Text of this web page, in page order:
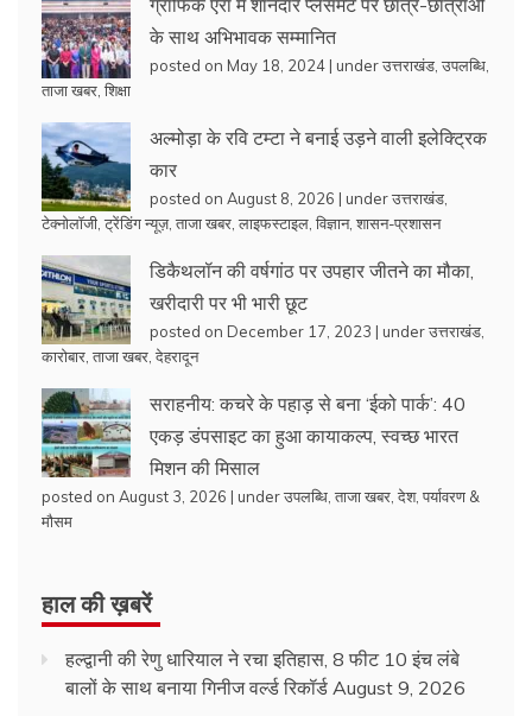
के साथ अभिभावक सम्मानित
posted on May 18, 2024 | underउत्तराखंड उपलब्धि
ताजा खबर शिक्षा
अल्मोड़ा के रवि टम्टा ने बनाई उड़ने वाली इलेक्ट्रिक
कार
posted on August 8, 2026 | underउत्तराखंड
टेक्नोलॉजी ट्रेंडिंग न्यूज़, ताजा खबर लाइफस्टाइल विज्ञान, शासन-प्रशासन
डिकैथलॉन की वर्षगांठ पर उपहार जीतने का मौका,
खरीदारी पर भी भारी छूट
posted on December 17, 2023 | underउत्तराखंड
कारोबार ताजा खबर देहरादून
सराहनीय: कचरे के पहाड़ से बना ‘ईको पार्क’: 40
एकड़ डंपसाइट का हुआ कायाकल्प, स्वच्छ भारत
मिशन की मिसाल
posted on August 3, 2026 | underउपलब्धि ताजा खबर देश, पर्यावरण &
मौसम
हाल की ख़बरें
हल्द्वानी की रेणु धारियाल ने रचा इतिहास, 8 फीट 10 इंच लंबे
बालों के साथ बनाया गिनीज वर्ल्ड रिकॉर्ड August 9, 2026